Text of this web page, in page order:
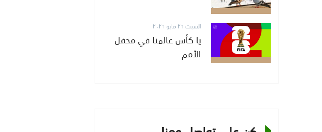
السبت ٢٦ مايو ٢٠٢٦
يا كأس عالمنا في محفل
الأمم